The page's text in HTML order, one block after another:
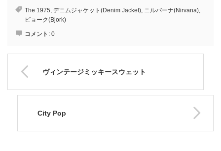
The 1975, デニムジャケット(Denim Jacket), ニルバーナ(Nirvana),
ビョーク(Bjork)
コメント: 0
ヴィンテージミッキースウェット
City Pop